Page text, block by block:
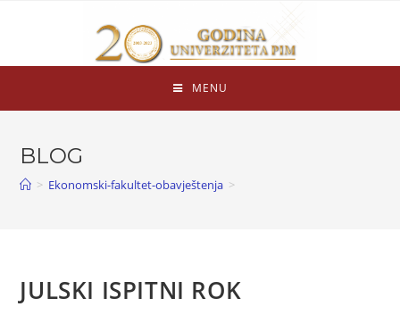
MENU
BLOG
> Ekonomski-fakultet-obavještenja >
JULSKI ISPITNI ROK